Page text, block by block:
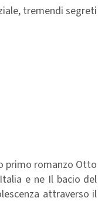
tremendi segreti
primo romanzo Otto
e ne Il bacio del
attraverso il